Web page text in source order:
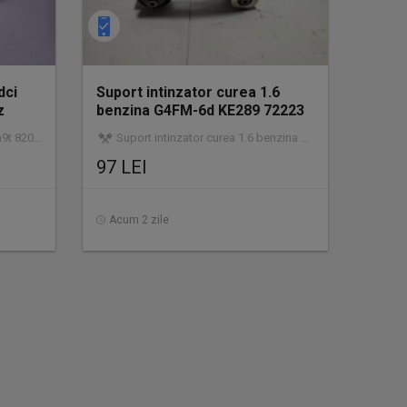
| garanție
Suport intinzator curea 1.6
benzina G4FM-6d KE289 72223
Hyu
Suport intinzator curea 1.6 benzina g4fm-6d ke289 72223 | utilizat | garanție
97 LEI
Acum 2 zile